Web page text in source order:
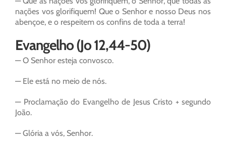
nações vos glorifiquem! Que o Senhor e nosso Deus nos
abençoe, e o respeitem os confins de toda a terra!
Evangelho (Jo 12,44-50)
— O Senhor esteja convosco.
— Ele está no meio de nós.
— Proclamação do Evangelho de Jesus Cristo + segundo
João.
— Glória a vós, Senhor.